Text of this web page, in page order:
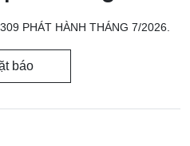
PHÁT HÀNH THÁNG 7/2026.
báo